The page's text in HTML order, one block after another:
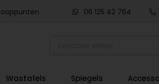
06 125 42 764
Wastafels Spiegels